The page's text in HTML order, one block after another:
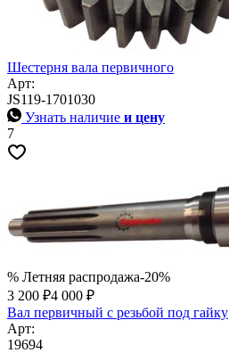
Шестерня вала первичного
Арт:
JS119-1701030
Узнать наличие и цену
7
% Летняя распродажа-20%
3 200 ₽4 000 ₽
Вал первичный с резьбой под гайку
Арт:
19694